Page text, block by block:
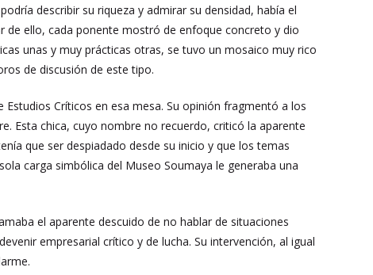
describir su riqueza y admirar su densidad, había el
de ello, cada ponente mostró de enfoque concreto y dio
unas y muy prácticas otras, se tuvo un mosaico muy rico
de discusión de este tipo.
Críticos en esa mesa. Su opinión fragmentó a los
Esta chica, cuyo nombre no recuerdo, criticó la aparente
que ser despiadado desde su inicio y que los temas
carga simbólica del Museo Soumaya le generaba una
el aparente descuido de no hablar de situaciones
empresarial crítico y de lucha. Su intervención, al igual